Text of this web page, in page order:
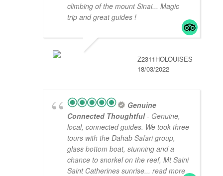
climbing of the mount Sinai... Magic
trip and great guides !
Z2311HOLOUISES
18/03/2022
Genuine
Connected Thoughtful- Genuine,
local, connected guides. We took three
tours with the Dahab Safari group,
glass bottom boat, stunning and a
chance to snorkel on the reef, Mt Saini
Saint Catherines sunrise... read more